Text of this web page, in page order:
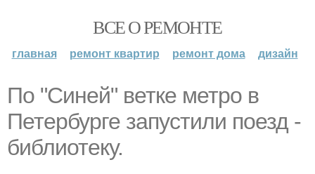
ВСЕ О РЕМОНТЕ
главная ремонт квартир ремонт дома дизайн
По "Синей" ветке метро в
Петербурге запустили поезд -
библиотеку.